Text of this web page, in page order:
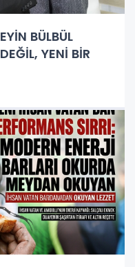
BÜLBÜL
YENİ BİR